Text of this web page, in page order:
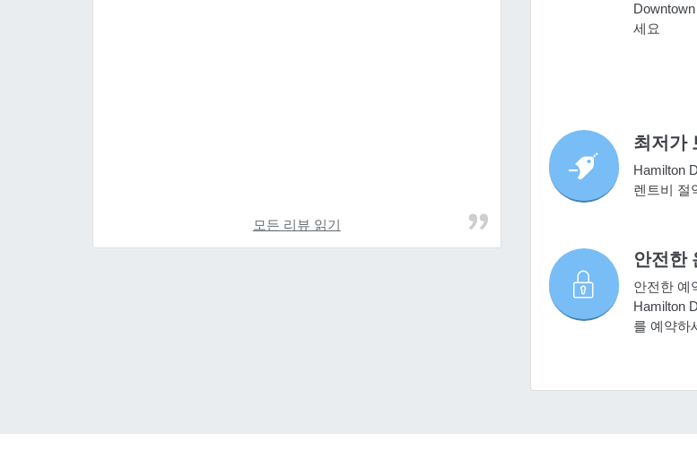
모든 리뷰 읽기
세요
최저가
Hamilton
렌트비 절
안전한
안전한 예
Hamilton
를 예약하